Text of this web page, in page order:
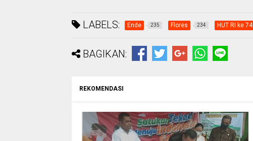
LABELS: Ende 235 Flores 234 HUT RI ke 74
BAGIKAN:
REKOMENDASI